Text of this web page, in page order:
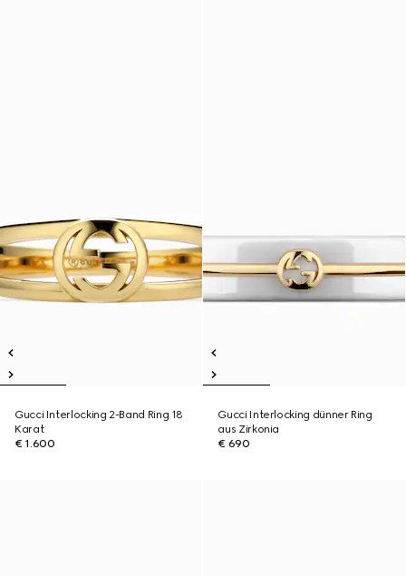
Gucci Interlocking 2-Band Ring 18
Karat
€ 1.600
Gucci Interlocking dünner Ring
aus Zirkonia
€ 690